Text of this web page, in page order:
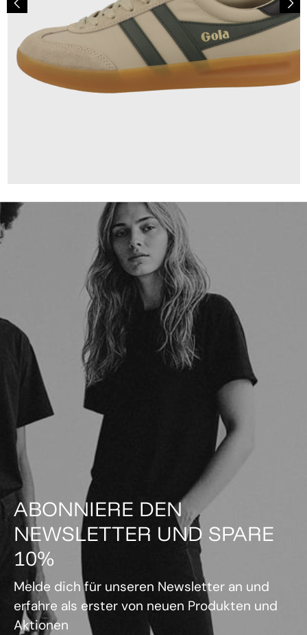
ABONNIERE DEN
NEWSLETTER UND SPARE
10%
Melde dich für unseren Newsletter an und
erfahre als erster von neuen Produkten und
Aktionen